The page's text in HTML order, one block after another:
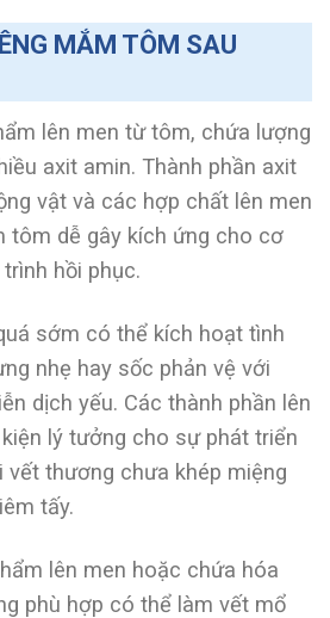
MẮM TÔM SAU
lên men từ tôm, chứa lượng
axit amin. Thành phần axit
vật và các hợp chất lên men
tôm dễ gây kích ứng cho cơ
hồi phục.
sớm có thể kích hoạt tình
nhẹ hay sốc phản vệ với
dịch yếu. Các thành phần lên
lý tưởng cho sự phát triển
vết thương chưa khép miệng
tấy.
lên men hoặc chứa hóa
phù hợp có thể làm vết mổ